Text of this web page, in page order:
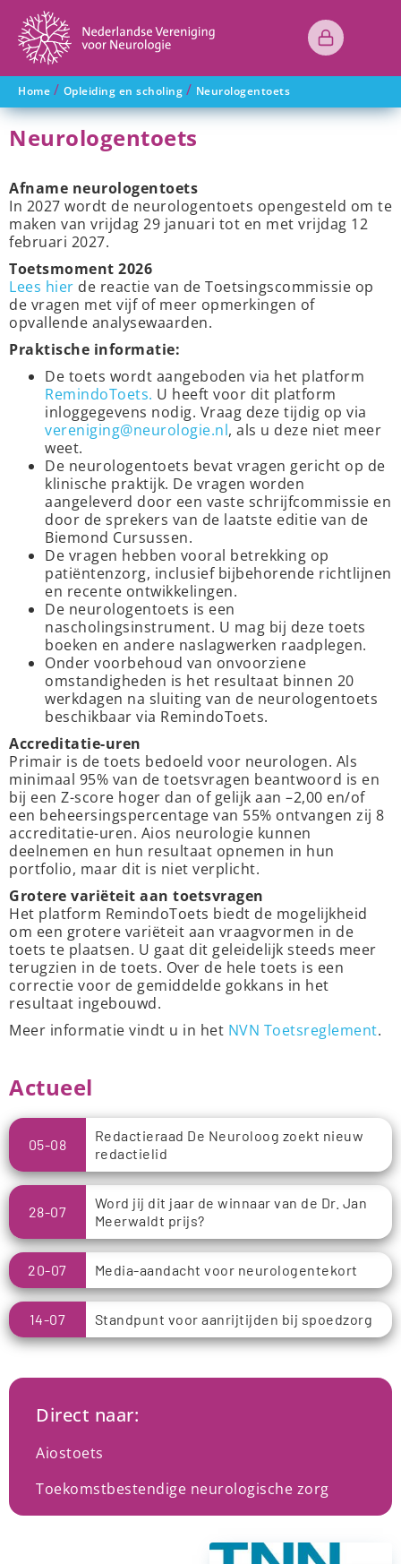
Home / Opleiding en scholing / Neurologentoets
Neurologentoets
Afname neurologentoets
In 2027 wordt de neurologentoets opengesteld om te
maken van vrijdag 29 januari tot en met vrijdag 12
februari 2027.
Toetsmoment 2026
Lees hier de reactie van de Toetsingscommissie op
de vragen met vijf of meer opmerkingen of
opvallende analysewaarden.
Praktische informatie:
De toets wordt aangeboden via het platform
RemindoToets. U heeft voor dit platform
inloggegevens nodig. Vraag deze tijdig op via
vereniging@neurologie.nl, als u deze niet meer
weet.
De neurologentoets bevat vragen gericht op de
klinische praktijk. De vragen worden
aangeleverd door een vaste schrijfcommissie en
door de sprekers van de laatste editie van de
Biemond Cursussen.
De vragen hebben vooral betrekking op
patiëntenzorg, inclusief bijbehorende richtlijnen
en recente ontwikkelingen.
De neurologentoets is een
nascholingsinstrument. U mag bij deze toets
boeken en andere naslagwerken raadplegen.
Onder voorbehoud van onvoorziene
omstandigheden is het resultaat binnen 20
werkdagen na sluiting van de neurologentoets
beschikbaar via RemindoToets.
Accreditatie-uren
Primair is de toets bedoeld voor neurologen. Als
minimaal 95% van de toetsvragen beantwoord is en
bij een Z-score hoger dan of gelijk aan –2,00 en/of
een beheersingspercentage van 55% ontvangen zij 8
accreditatie-uren. Aios neurologie kunnen
deelnemen en hun resultaat opnemen in hun
portfolio, maar dit is niet verplicht.
Grotere variëteit aan toetsvragen
Het platform RemindoToets biedt de mogelijkheid
om een grotere variëteit aan vraagvormen in de
toets te plaatsen. U gaat dit geleidelijk steeds meer
terugzien in de toets. Over de hele toets is een
correctie voor de gemiddelde gokkans in het
resultaat ingebouwd.
Meer informatie vindt u in het NVN Toetsreglement.
Actueel
05-08
Redactieraad De Neuroloog zoekt nieuw
redactielid
28-07
Word jij dit jaar de winnaar van de Dr. Jan
Meerwaldt prijs?
20-07 Media-aandacht voor neurologentekort
14-07 Standpunt voor aanrijtijden bij spoedzorg
Direct naar:
Aiostoets
Toekomstbestendige neurologische zorg